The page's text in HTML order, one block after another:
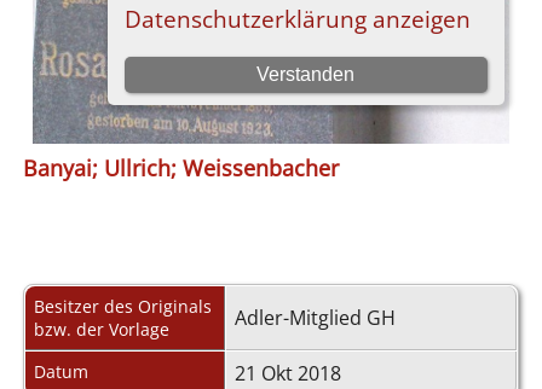
Banyai; Ullrich; Weissenbacher
Besitzer des Originals
bzw. der Vorlage
Adler-Mitglied GH
Datum 21 Okt 2018